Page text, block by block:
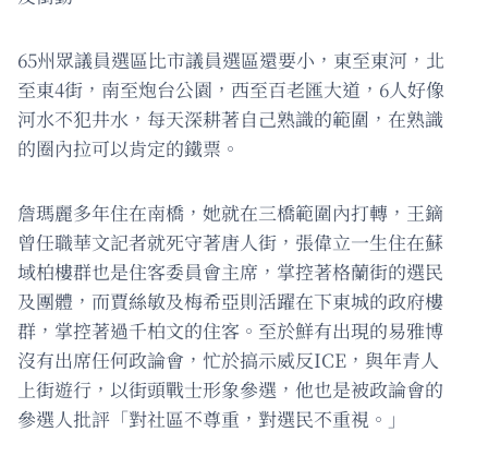
65州眾議員選區比市議員選區還要小，東至東河，北
至東4街，南至炮台公園，西至百老匯大道，6人好像
河水不犯井水，每天深耕著自己熟識的範圍，在熟識
的圈內拉可以肯定的鐵票。
詹瑪麗多年住在南橋，她就在三橋範圍內打轉，王鏑
曾任職華文記者就死守著唐人街，張偉立一生住在蘇
域柏樓群也是住客委員會主席，掌控著格蘭街的選民
及團體，而賈絲敏及梅希亞則活躍在下東城的政府樓
群，掌控著過千柏文的住客。至於鮮有出現的易雅博
沒有出席任何政論會，忙於搞示威反ICE，與年青人
上街遊行，以街頭戰士形象參選，他也是被政論會的
參選人批評「對社區不尊重，對選民不重視。」